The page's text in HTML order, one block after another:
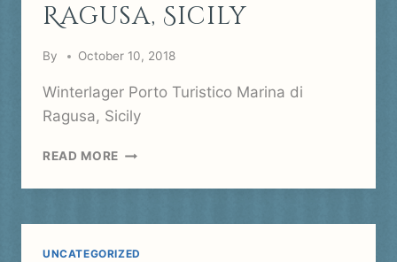
Ragusa, Sicily
By October 10, 2018
Winterlager Porto Turistico Marina di
Ragusa, Sicily
READ MORE WINTERLAGER
TURISTICO
DI
UNCATEGORIZED